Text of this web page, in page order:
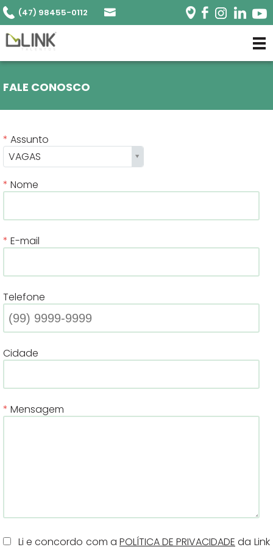
(47) 98455-0112
FALE CONOSCO
Assunto
VAGAS
Nome
E-mail
Telefone
Cidade
Mensagem
Li e concordo com a POLÍTICA DE PRIVACIDADE